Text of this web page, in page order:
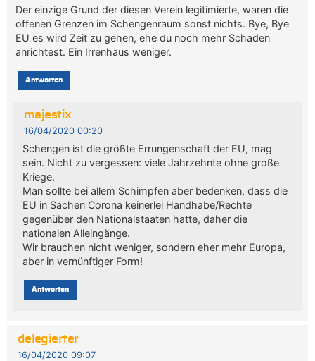
Der einzige Grund der diesen Verein legitimierte, waren die
offenen Grenzen im Schengenraum sonst nichts. Bye, Bye
EU es wird Zeit zu gehen, ehe du noch mehr Schaden
anrichtest. Ein Irrenhaus weniger.
Antworten
majestix
16/04/2020 00:20
Schengen ist die größte Errungenschaft der EU, mag
sein. Nicht zu vergessen: viele Jahrzehnte ohne große
Kriege.
Man sollte bei allem Schimpfen aber bedenken, dass die
EU in Sachen Corona keinerlei Handhabe/Rechte
gegenüber den Nationalstaaten hatte, daher die
nationalen Alleingänge.
Wir brauchen nicht weniger, sondern eher mehr Europa,
aber in vernünftiger Form!
Antworten
delegierter
16/04/2020 09:07